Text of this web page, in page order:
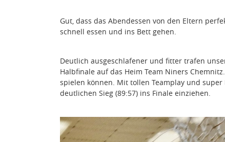
Gut, dass das Abendessen von den Eltern
schnell essen und ins Bett gehen.
Deutlich ausgeschlafener und fitter trafen
Halbfinale auf das Heim Team Niners
spielen können. Mit tollen Teamplay und
deutlichen Sieg (89:57) ins Finale einziehen.